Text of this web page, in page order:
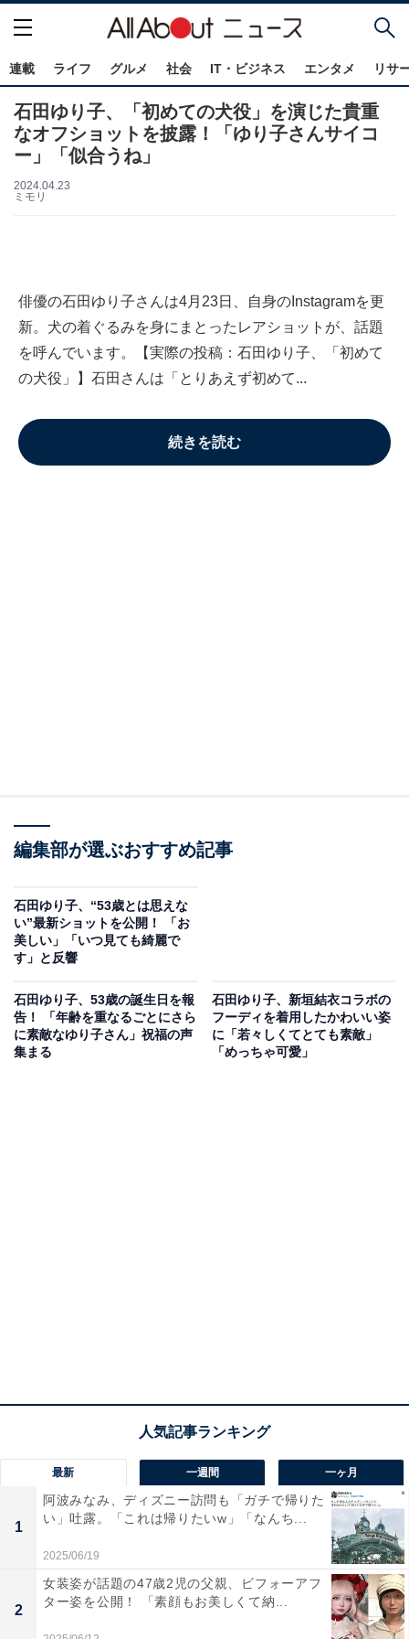
連載 ライフ グルメ 社会 IT・ビジネス エンタメ リサ
石田ゆり子、「初めての犬役」を演じた貴重
なオフショットを披露！「ゆり子さんサイコ
ー」「似合うね」
2024.04.23
ミモリ
俳優の石田ゆり子さんは4月23日、自身のInstagramを更
新。犬の着ぐるみを身にまとったレアショットが、話題
を呼んでいます。【実際の投稿：石田ゆり子、「初めて
の犬役」】石田さんは「とりあえず初めて...
続きを読む
編集部が選ぶおすすめ記事
石田ゆり子、“53歳とは思えな
い”最新ショットを公開！ 「お
美しい」「いつ見ても綺麗で
す」と反響
石田ゆり子、53歳の誕生日を報
告！ 「年齢を重なるごとにさら
に素敵なゆり子さん」祝福の声
集まる
石田ゆり子、新垣結衣コラボの
フーディを着用したかわいい姿
に「若々しくてとても素敵」
「めっちゃ可愛」
最新 一週間 一ヶ月
1
阿波みなみ、ディズニー訪問も「ガチで帰りた
い」吐露。「これは帰りたいw」「なんち...
2025/06/19
2
女装姿が話題の47歳2児の父親、ビフォーアフ
ター姿を公開！ 「素顔もお美しくて納...